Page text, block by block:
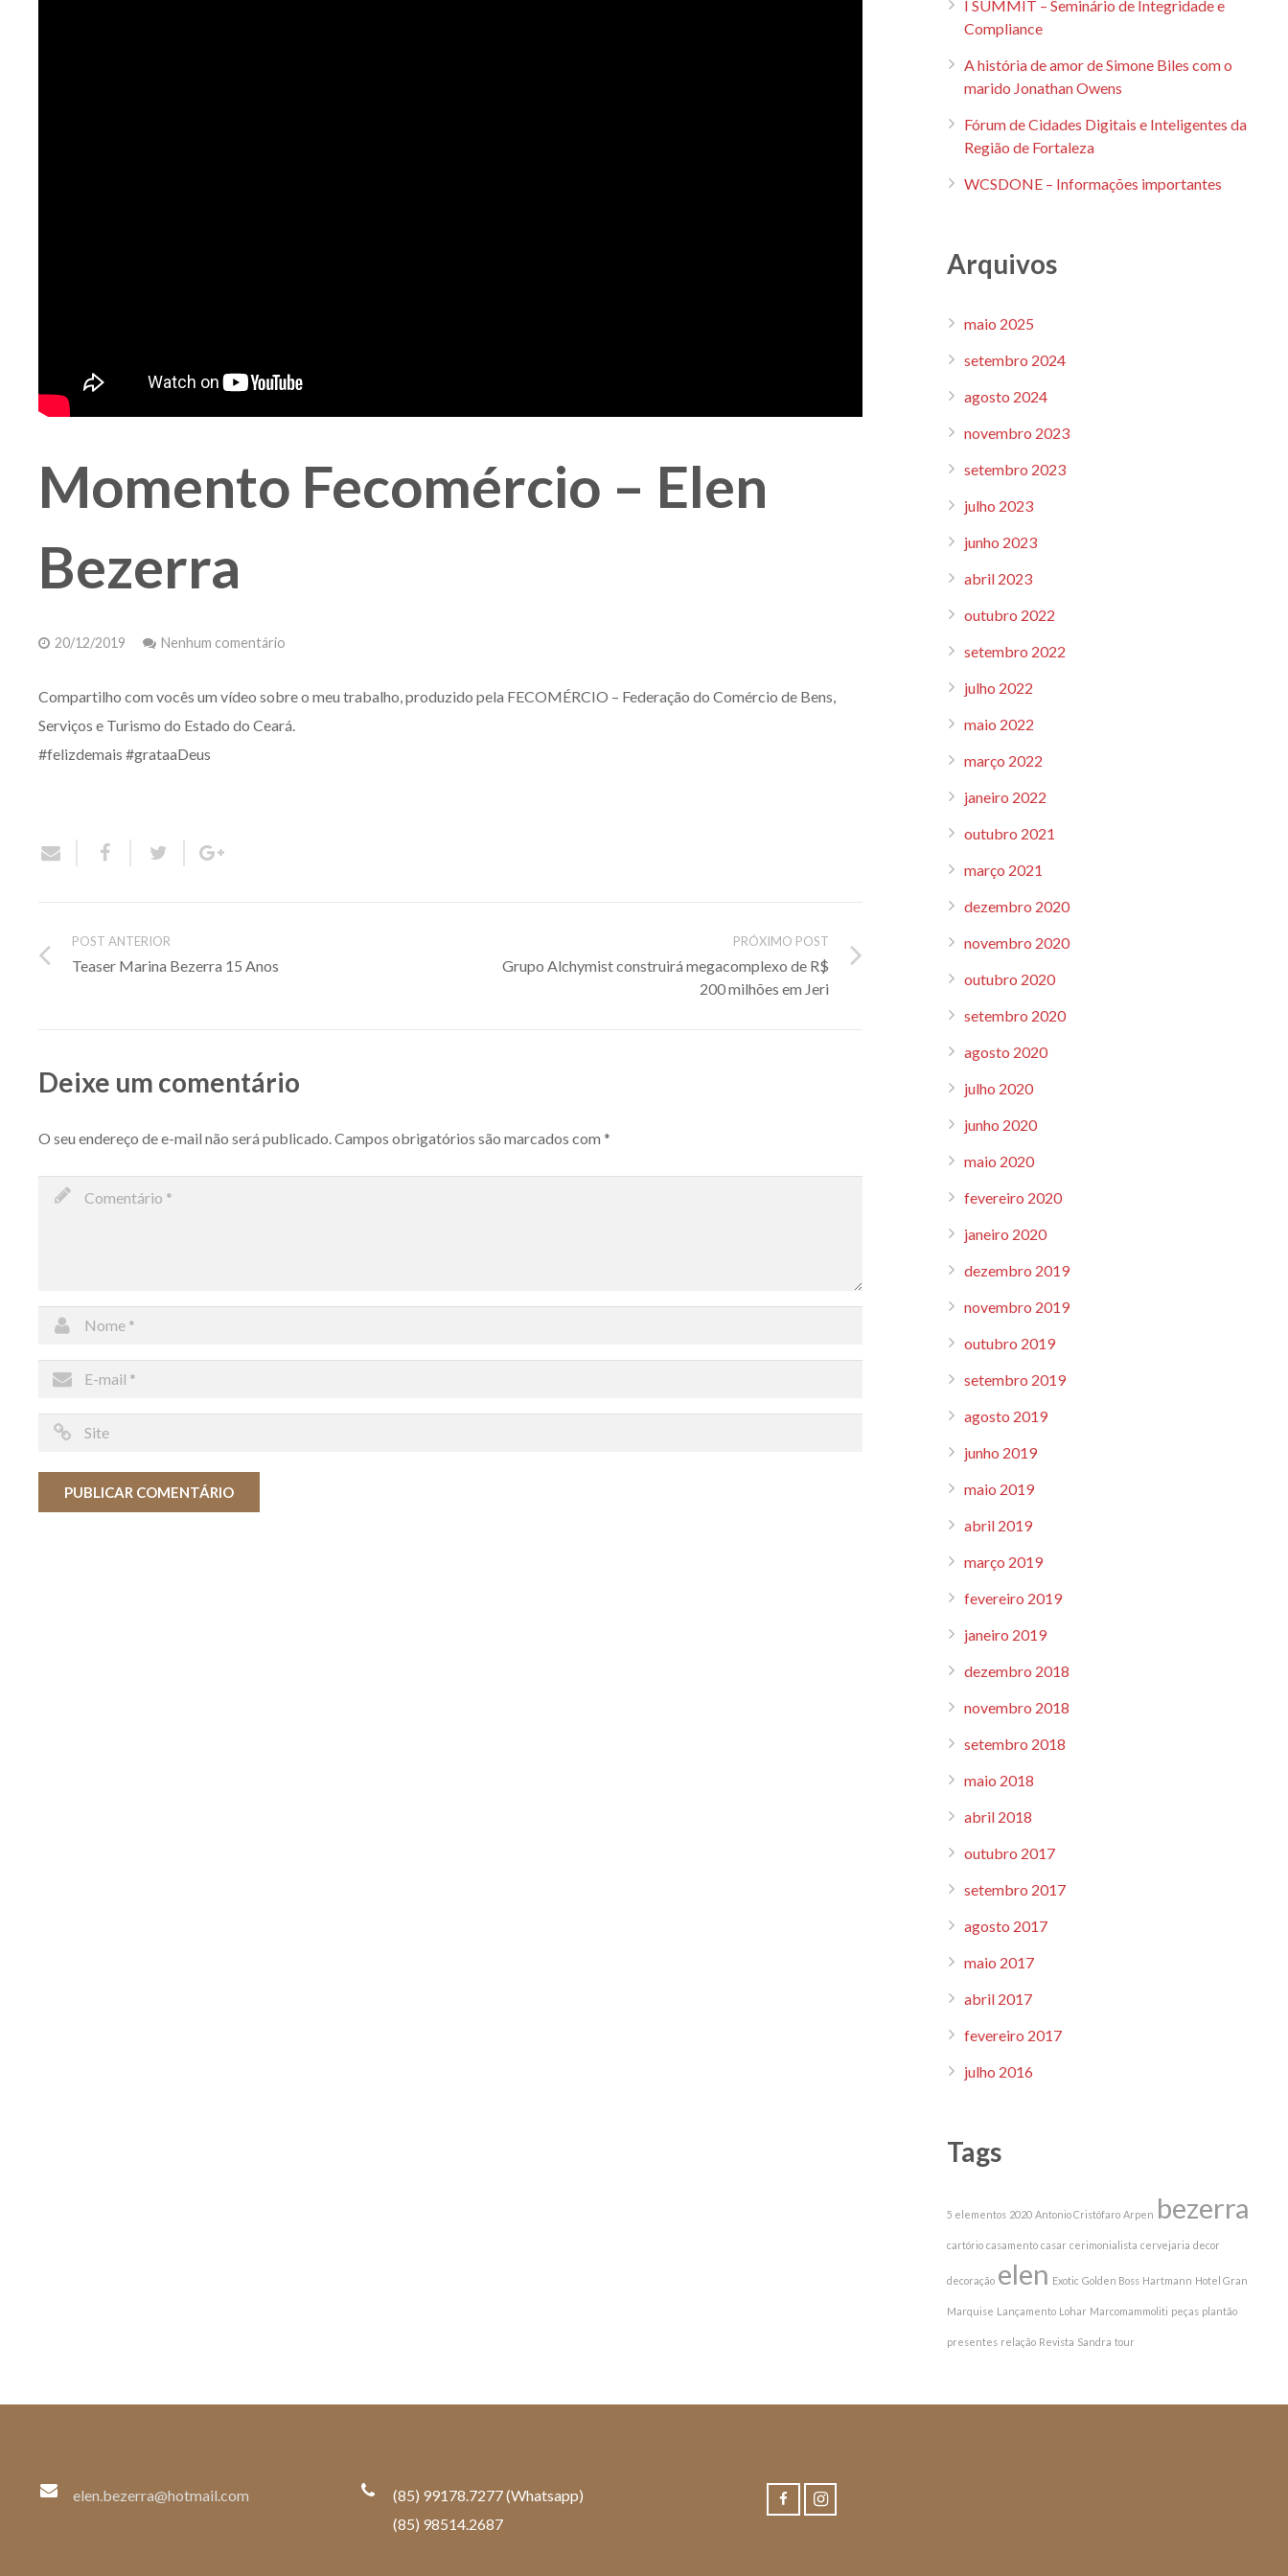
Momento Fecomércio – Elen
Bezerra
20/12/2019 Nenhum comentário
Compartilho com vocês um vídeo sobre o meu trabalho, produzido pela FECOMÉRCIO – Federação do Comércio de Bens,
Serviços e Turismo do Estado do Ceará.
#felizdemais #grataaDeus
POST ANTERIOR
Teaser Marina Bezerra 15 Anos
PRÓXIMO POST
Grupo Alchymist construirá megacomplexo de R$
200 milhões em Jeri
Deixe um comentário
O seu endereço de e-mail não será publicado.Campos obrigatórios são marcados com *
I SUMMIT – Seminário de Integridade e
Compliance
A história de amor de Simone Biles com o
marido Jonathan Owens
Fórum de Cidades Digitais e Inteligentes da
Região de Fortaleza
WCSDONE – Informações importantes
Arquivos
maio 2025
setembro 2024
agosto 2024
novembro 2023
setembro 2023
julho 2023
junho 2023
abril 2023
outubro 2022
setembro 2022
julho 2022
maio 2022
março 2022
janeiro 2022
outubro 2021
março 2021
dezembro 2020
novembro 2020
outubro 2020
setembro 2020
agosto 2020
julho 2020
junho 2020
maio 2020
fevereiro 2020
janeiro 2020
dezembro 2019
novembro 2019
outubro 2019
setembro 2019
agosto 2019
junho 2019
maio 2019
abril 2019
março 2019
fevereiro 2019
janeiro 2019
dezembro 2018
novembro 2018
setembro 2018
maio 2018
abril 2018
outubro 2017
setembro 2017
agosto 2017
maio 2017
abril 2017
fevereiro 2017
julho 2016
Tags
5 elementos 2020 Antonio Cristófaro Arpen bezerra
cartório casamento casar cerimonialista cervejaria decor
decoração elen Exotic Golden Boss Hartmann Hotel Gran
Marquise Lançamento Lohar Marcomammoliti peças plantão
presentes relação Revista Sandra tour
elen.bezerra@hotmail.com
(85) 99178.7277 (Whatsapp)
(85) 98514.2687